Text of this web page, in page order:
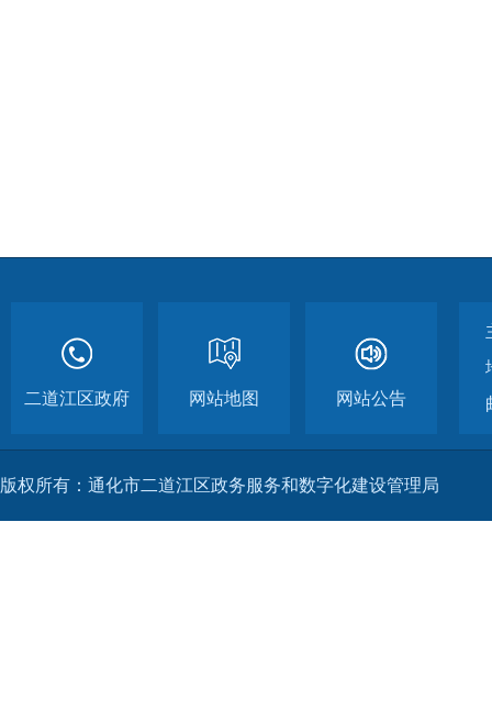
二道江区政府 网站地图 网站公告
版权所有：通化市二道江区政务服务和数字化建设管理局